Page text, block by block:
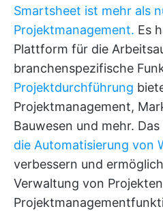
Smartsheet ist mehr als
Projektmanagement. Es
Plattform für die
branchenspezifische
Projektdurchführung
Projektmanagement,
Bauwesen und mehr.
die Automatisierung von
verbessern und
Verwaltung von